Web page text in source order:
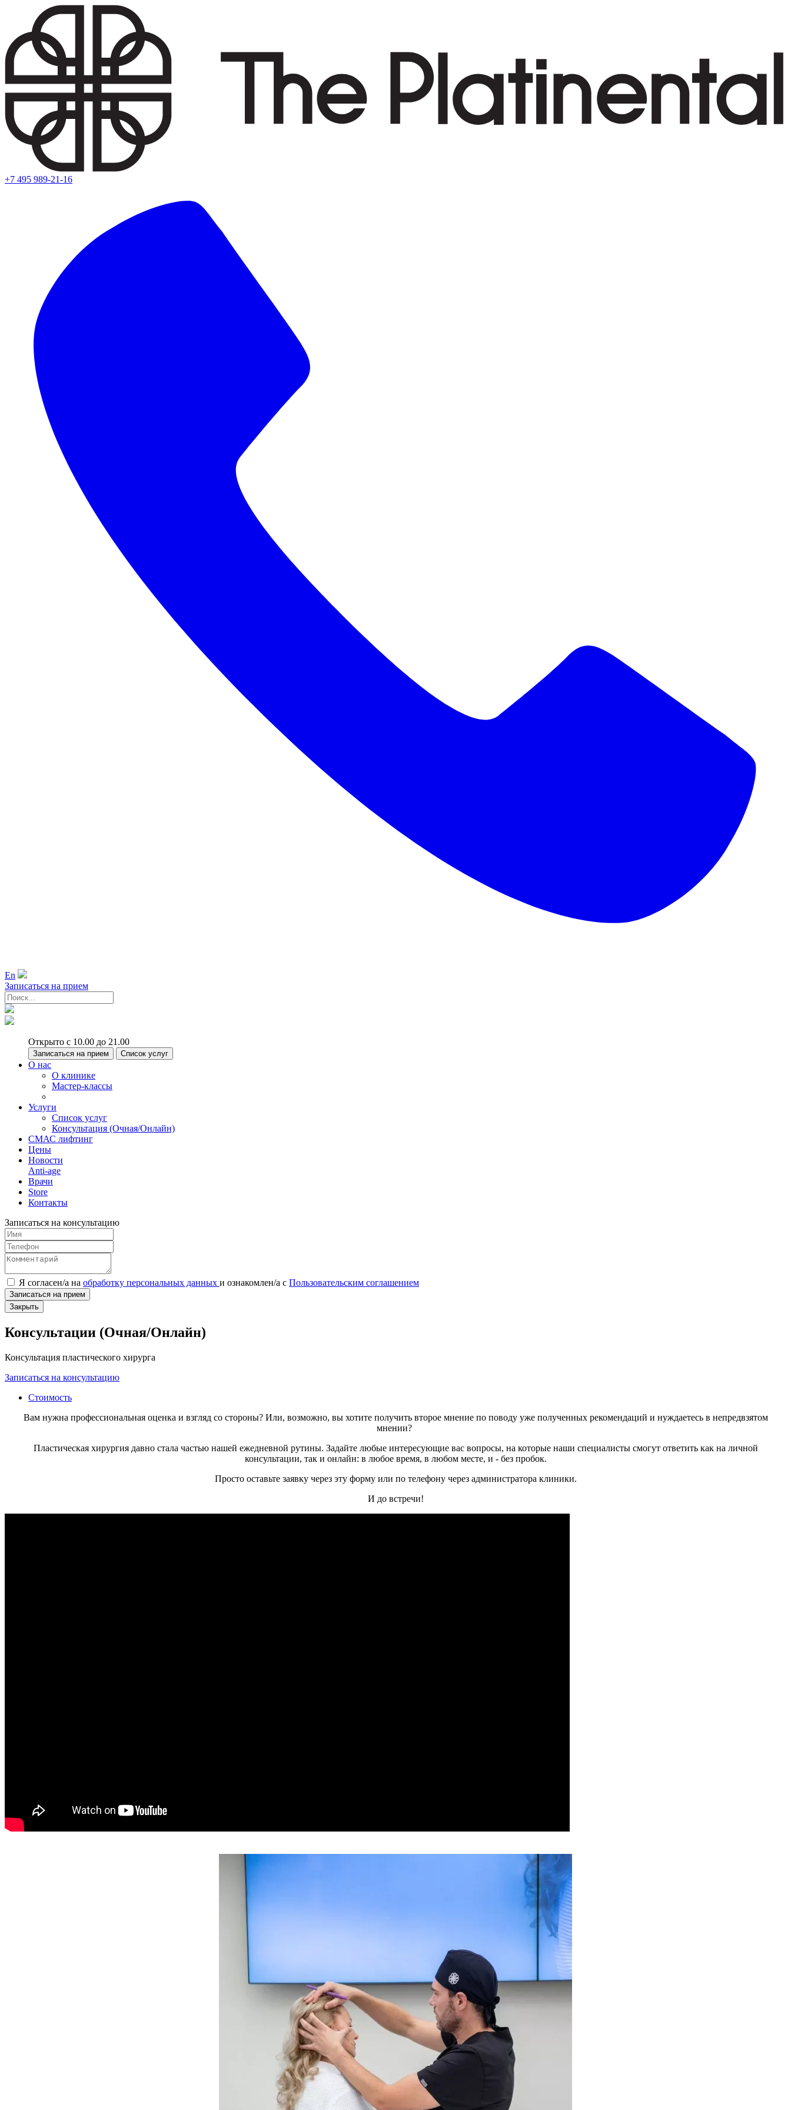
+7 495 989-21-16
En
Записаться на прием
Открыто с 10.00 до 21.00
Записаться на прием Список услуг
О нас
О клинике
Мастер-классы
Услуги
Список услуг
Консультация (Очная/Онлайн)
СМАС лифтинг
Цены
Новости
Anti-age
Врачи
Store
Контакты
Записаться на консультацию
Я согласен/а на обработку персональных данных и ознакомлен/а с Пользовательским соглашением
Записаться на прием
Закрыть
Консультации (Очная/Онлайн)
Консультация пластического хирурга
Записаться на консультацию
Стоимость
Вам нужна профессиональная оценка и взгляд со стороны? Или, возможно, вы хотите получить второе мнение по поводу уже полученных рекомендаций и нуждаетесь в непредвзятом
мнении?
Пластическая хирургия давно стала частью нашей ежедневной рутины. Задайте любые интересующие вас вопросы, на которые наши специалисты смогут ответить как на личной
консультации, так и онлайн: в любое время, в любом месте, и - без пробок.
Просто оставьте заявку через эту форму или по телефону через администратора клиники.
И до встречи!